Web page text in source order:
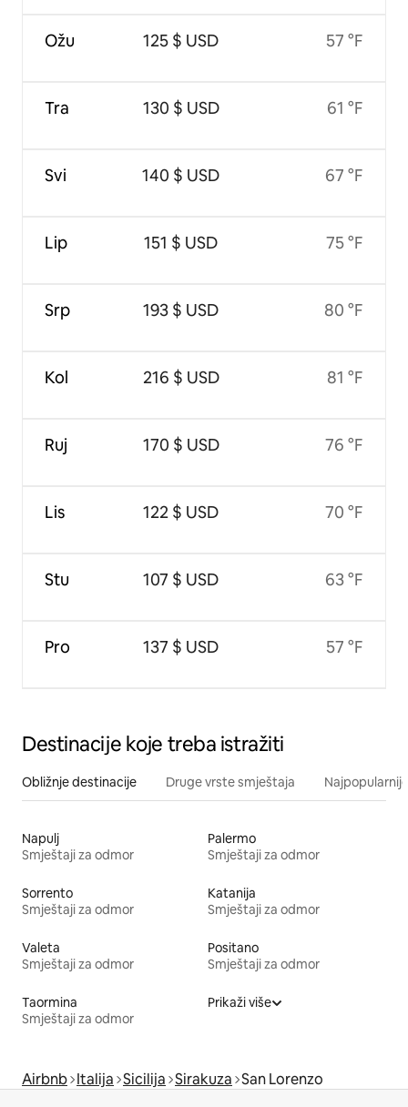
Ožu
Tra
Svi
Lip
Srp
Kol
Ruj
Lis
Stu
Pro
125 $ USD
130 $ USD
140 $ USD
151 $ USD
193 $ USD
216 $ USD
170 $ USD
122 $ USD
107 $ USD
137 $ USD
57 °F
61 °F
67 °F
75 °F
80 °F
81 °F
76 °F
70 °F
63 °F
57 °F
Destinacije koje treba istražiti
Obližnje destinacije Druge vrste smještaja
Napulj
Smještaji za odmor
Palermo
Smještaji za odmor
Sorrento
Smještaji za odmor
Katanija
Smještaji za odmor
Valeta
Smještaji za odmor
Positano
Smještaji za odmor
Taormina
Smještaji za odmor
Prikaži više
Airbnb Italija Sicilija Sirakuza San Lorenzo